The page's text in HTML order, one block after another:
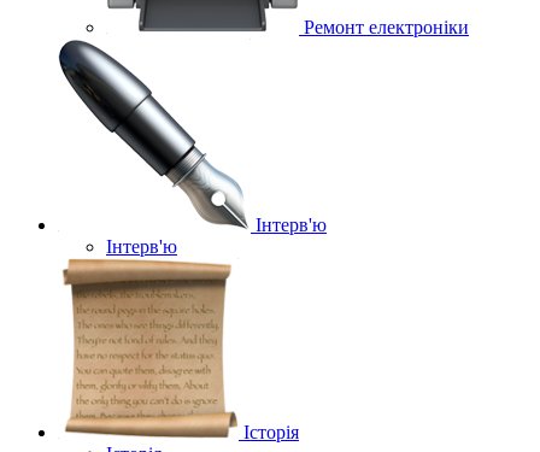
Ремонт електроніки
Інтерв'ю
Інтерв'ю
Історія